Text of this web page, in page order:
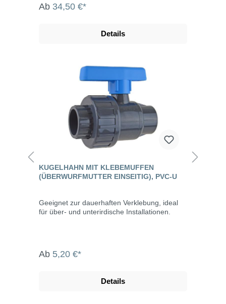
Ab 34,50 €*
Details
KUGELHAHN MIT KLEBEMUFFEN
(ÜBERWURFMUTTER EINSEITIG), PVC-U
Geeignet zur dauerhaften Verklebung, ideal
für über- und unterirdische Installationen.
Ab 5,20 €*
Details